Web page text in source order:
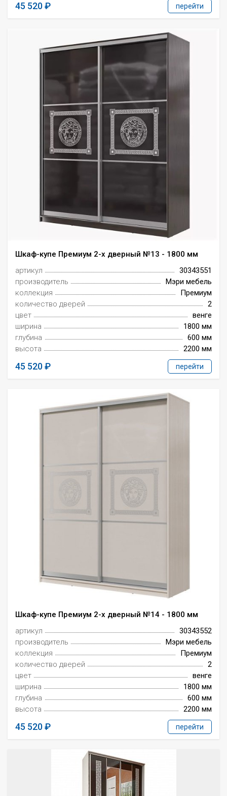
45 520 перейти
Шкаф-купе Премиум 2-х дверный №13 - 1800 мм
артикул
30343551
производитель
Мэри мебель
коллекция
Премиум
количество дверей
2
цвет
венге
ширина
1800 мм
глубина
600 мм
высота
2200 мм
45 520 перейти
Шкаф-купе Премиум 2-х дверный №14 - 1800 мм
артикул
30343552
производитель
Мэри мебель
коллекция
Премиум
количество дверей
2
цвет
венге
ширина
1800 мм
глубина
600 мм
высота
2200 мм
45 520 перейти